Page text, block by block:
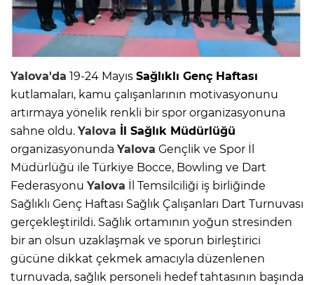
Yalova'da 19-24 Mayıs Sağlıklı Genç Haftası
kutlamaları, kamu çalışanlarının motivasyonunu
artırmaya yönelik renkli bir spor organizasyonuna
sahne oldu. Yalova İl Sağlık Müdürlüğü
organizasyonunda Yalova Gençlik ve Spor İl
Müdürlüğü ile Türkiye Bocce, Bowling ve Dart
Federasyonu Yalova İl Temsilciliği iş birliğinde
Sağlıklı Genç Haftası Sağlık Çalışanları Dart Turnuvası
gerçekleştirildi. Sağlık ortamının yoğun stresinden
bir an olsun uzaklaşmak ve sporun birleştirici
gücüne dikkat çekmek amacıyla düzenlenen
turnuvada, sağlık personeli hedef tahtasının başında